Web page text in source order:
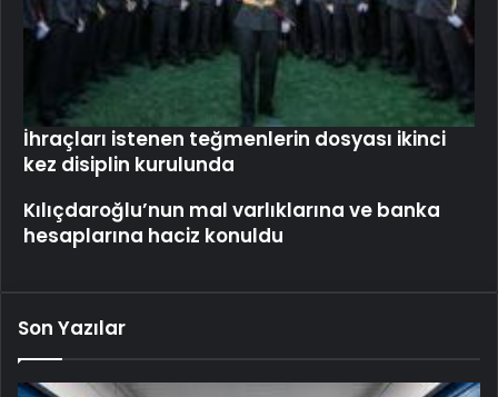
İhraçları istenen teğmenlerin dosyası ikinci
kez disiplin kurulunda
Kılıçdaroğlu’nun mal varlıklarına ve banka
hesaplarına haciz konuldu
Son Yazılar